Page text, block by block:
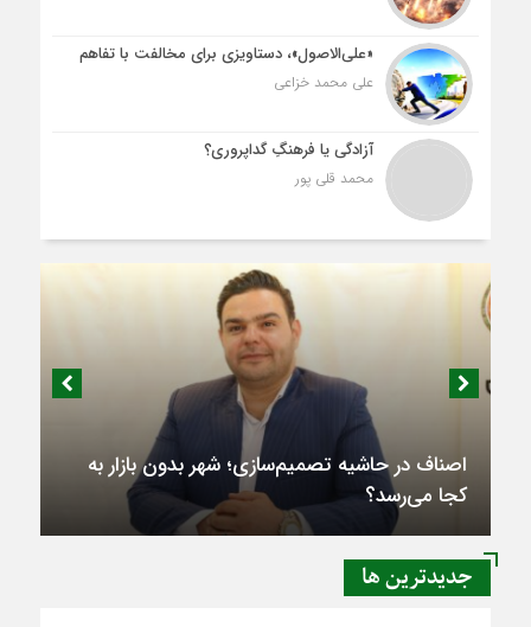
«علی‌الاصول»، دستاویزی برای مخالفت با تفاهم
علی محمد خزاعی
آزادگی یا فرهنگِ گداپروری؟
محمد قلی پور
اصناف در حاشیه تصمیم‌سازی؛ شهر بدون بازار به
کجا می‌رسد؟
جديدترين ها